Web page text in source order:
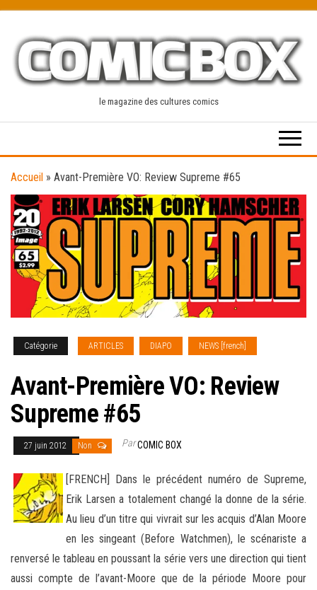
content
le magazine des cultures comics
Accueil » Avant-Première VO: Review Supreme #65
Catégorie ARTICLES DIAPO NEWS [french]
Avant-Première VO: Review
Supreme #65
27 juin 2012 Non ParCOMIC BOX
[FRENCH] Dans le précédent numéro de Supreme,
Erik Larsen a totalement changé la donne de la série.
Au lieu d’un titre qui vivrait sur les acquis d’Alan Moore
en les singeant (Before Watchmen), le scénariste a
renversé le tableau en poussant la série vers une direction qui tient
aussi compte de l’avant-Moore que de la période Moore pour